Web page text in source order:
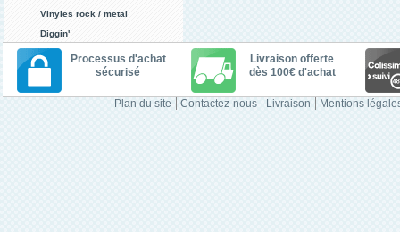
Vinyles rock / metal
Diggin'
Processus d'achat
sécurisé
Livraison offerte
dès 100€ d'achat
Plan du site Contactez-nous Livraison Mentions